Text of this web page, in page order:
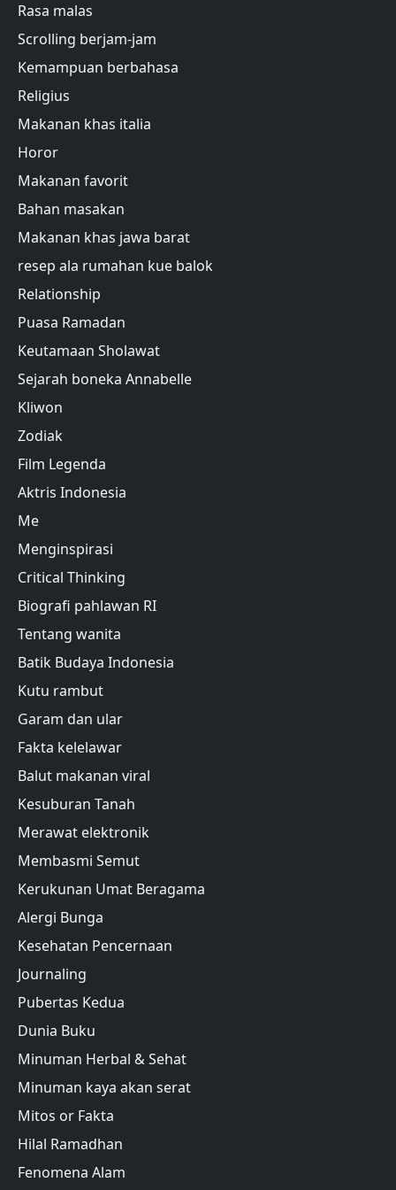
Rasa malas
Scrolling berjam-jam
Kemampuan berbahasa
Religius
Makanan khas italia
Horor
Makanan favorit
Bahan masakan
Makanan khas jawa barat
resep ala rumahan kue balok
Relationship
Puasa Ramadan
Keutamaan Sholawat
Sejarah boneka Annabelle
Kliwon
Zodiak
Film Legenda
Aktris Indonesia
Me
Menginspirasi
Critical Thinking
Biografi pahlawan RI
Tentang wanita
Batik Budaya Indonesia
Kutu rambut
Garam dan ular
Fakta kelelawar
Balut makanan viral
Kesuburan Tanah
Merawat elektronik
Membasmi Semut
Kerukunan Umat Beragama
Alergi Bunga
Kesehatan Pencernaan
Journaling
Pubertas Kedua
Dunia Buku
Minuman Herbal & Sehat
Minuman kaya akan serat
Mitos or Fakta
Hilal Ramadhan
Fenomena Alam